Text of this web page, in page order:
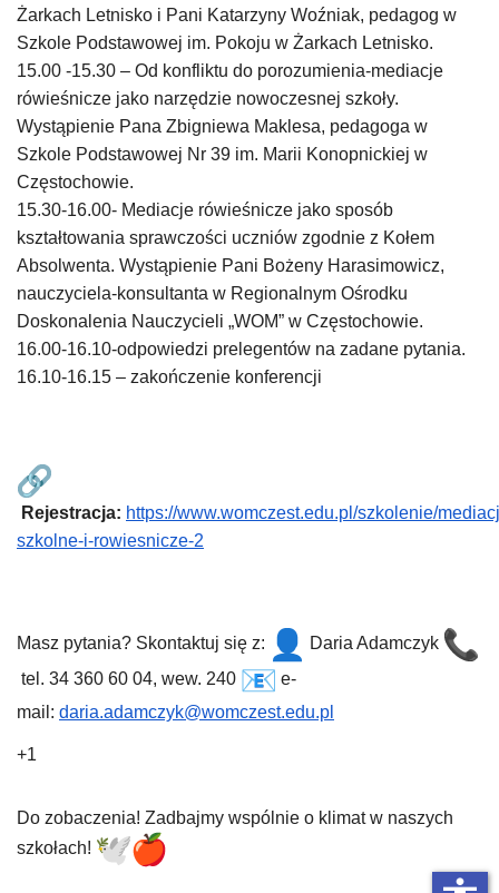
Żarkach Letnisko i Pani Katarzyny Woźniak, pedagog w
Szkole Podstawowej im. Pokoju w Żarkach Letnisko.
15.00 -15.30 – Od konfliktu do porozumienia-mediacje
rówieśnicze jako narzędzie nowoczesnej szkoły.
Wystąpienie Pana Zbigniewa Maklesa, pedagoga w
Szkole Podstawowej Nr 39 im. Marii Konopnickiej w
Częstochowie.
15.30-16.00- Mediacje rówieśnicze jako sposób
kształtowania sprawczości uczniów zgodnie z Kołem
Absolwenta. Wystąpienie Pani Bożeny Harasimowicz,
nauczyciela-konsultanta w Regionalnym Ośrodku
Doskonalenia Nauczycieli „WOM” w Częstochowie.
16.00-16.10-odpowiedzi prelegentów na zadane pytania.
16.10-16.15 – zakończenie konferencji
Rejestracja: https://www.womczest.edu.pl/szkolenie/
szkolne-i-rowiesnicze-2
Masz pytania? Skontaktuj się z:
Daria Adamczyk
tel. 34 360 60 04, wew. 240
e-
mail: daria.adamczyk@womczest.edu.pl
+1
Do zobaczenia! Zadbajmy wspólnie o klimat w naszych
szkołach!